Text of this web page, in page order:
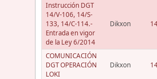
Instrucción DGT
14/V-106, 14/S-
133, 14/C-114.-
Entrada en vigor
de la Ley 6/2014
Dikxon
COMUNICACIÓN
DGT OPERACIÓN
LOKI
Dikxon